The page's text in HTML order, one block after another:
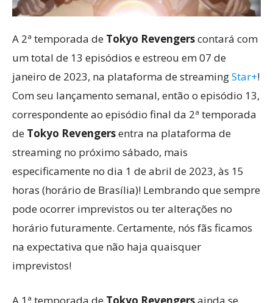
A 2ª temporada de Tokyo Revengerscontará com
um total de 13 episódios e estreou em 07 de
janeiro de 2023, na plataforma de streamingStar+!
Com seu lançamento semanal, então o episódio 13,
correspondente ao episódio final da 2ª temporada
de Tokyo Revengersentra na plataforma de
streaming no próximo sábado, mais
especificamente no dia 1 de abril de 2023, às 15
horas (horário de Brasília)! Lembrando que sempre
pode ocorrer imprevistos ou ter alterações no
horário futuramente. Certamente, nós fãs ficamos
na expectativa que não haja quaisquer
imprevistos!